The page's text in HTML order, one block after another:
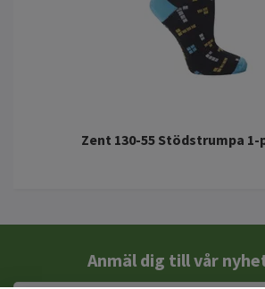
Zent 130-55 Stödstrumpa 1-
Anmäl dig till vår